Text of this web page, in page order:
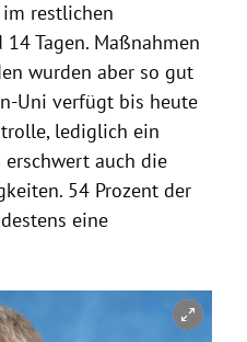
restlichen
Tagen. Maßnahmen
wurden aber so gut
Uni verfügt bis heute
lediglich ein
erschwert auch die
54 Prozent der
eine